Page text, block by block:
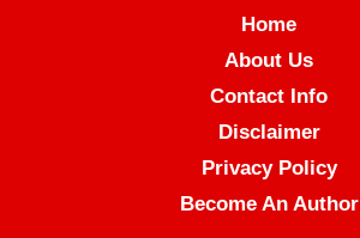
Home
About Us
Contact Info
Disclaimer
Privacy Policy
Become An Author